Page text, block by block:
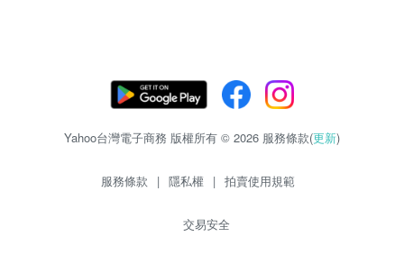
Yahoo台灣電子商務 版權所有 © 2026 服務條款(更新)
服務條款 | 隱私權 | 拍賣使用規範
交易安全